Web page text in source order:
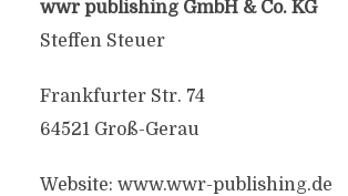
wwr publishing GmbH & Co. KG
Steffen Steuer
Frankfurter Str. 74
64521 Groß-Gerau
Website: www.wwr-publishing.de